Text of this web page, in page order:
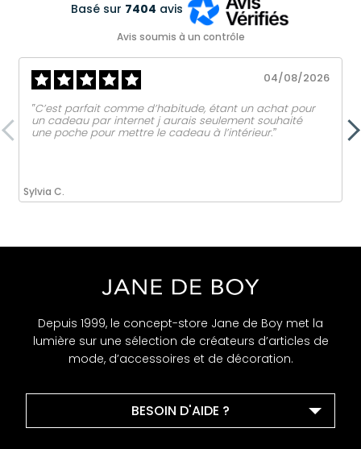
Basé sur 7404 avis
Avis soumis à un contrôle
Sylvia C.
04/08/2026
‟C’est parfait comme d’habitude, étant un achat pour
un cadeau par internet j aurais seulement souhaité
une poche pour mettre le cadeau à l’intérieur.ˮ
Depuis 1999, le concept-store Jane de Boy met la
lumière sur une sélection de créateurs d’articles de
mode, d’accessoires et de décoration.
BESOIN D'AIDE ?